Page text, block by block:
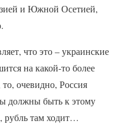
и Южной Осетией,
что это – украинские
на какой-то более
очевидно, Россия
должны быть к этому
рубль там ходит…